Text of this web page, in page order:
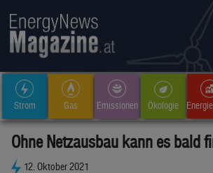
Strom Gas Emissionen Ökologie
Ohne Netzausbau kann es bald
12. Oktober 2021